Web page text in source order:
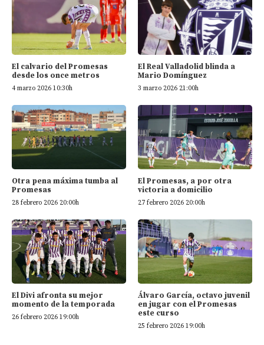
El calvario del Promesas
desde los once metros
4 marzo 2026 10:30h
El Real Valladolid blinda a
Mario Domínguez
3 marzo 2026 21:00h
Otra pena máxima tumba al
Promesas
28 febrero 2026 20:00h
El Promesas, a por otra
victoria a domicilio
27 febrero 2026 20:00h
El Divi afronta su mejor
momento de la temporada
26 febrero 2026 19:00h
Álvaro García, octavo juvenil
en jugar con el Promesas
este curso
25 febrero 2026 19:00h